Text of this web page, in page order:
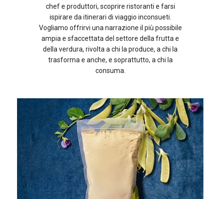
chef e produttori, scoprire ristoranti e farsi
ispirare da itinerari di viaggio inconsueti.
Vogliamo offrirvi una narrazione il più possibile
ampia e sfaccettata del settore della frutta e
della verdura, rivolta a chi la produce, a chi la
trasforma e anche, e soprattutto, a chi la
consuma.